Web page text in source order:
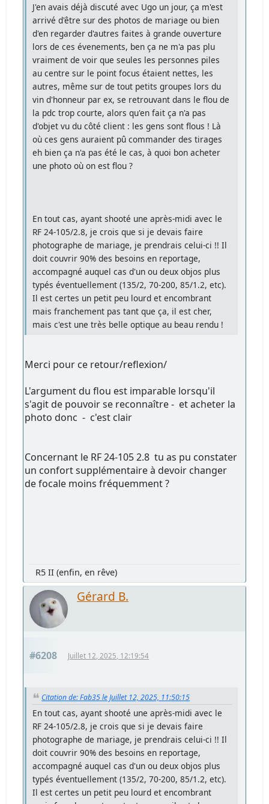
J'en avais déjà discuté avec Ugo un jour, ça m'est
arrivé d'être sur des photos de mariage ou bien
d'en regarder d'autres faites à grande ouverture
lors de ces évenements, ben ça ne m'a pas plu
vraiment de voir que seules les personnes piles
au centre sur le point focus étaient nettes, les
autres, même sur de tout petits groupes lors du
vin d'honneur par ex, se retrouvant dans le flou de
la pdc trop courte, alors qu'en fait ça n'a pas
d'objet vu du côté client : les gens sont flous ! Là
où ces gens auraient pû commander des tirages
eh bien ça n'a pas été le cas, à quoi bon acheter
une photo où on est flou ?
En tout cas, ayant shooté une après-midi avec le
RF 24-105/2.8, je crois que si je devais faire
photographe de mariage, je prendrais celui-ci !! Il
doit couvrir 90% des besoins en reportage,
accompagné auquel cas d'un ou deux objos plus
typés éventuellement (135/2, 70-200, 85/1.2, etc).
Il est certes un petit peu lourd et encombrant
mais franchement pas tant que ça, il est cher,
mais c'est une très belle optique au beau rendu !
Merci pour ce retour/reflexion/
L'argument du flou est imparable lorsqu'il
s'agit de pouvoir se reconnaître - et acheter la
photo donc - c'est clair
Concernant le RF 24-105 2.8 tu as pu constater
un confort supplémentaire à devoir changer
de focale moins fréquemment ?
R5 II (enfin, en rêve)
Gérard B.
#6208 Juillet 12, 2025, 12:19:54
Citation de: Fab35 le Juillet 12, 2025, 11:50:15
En tout cas, ayant shooté une après-midi avec le
RF 24-105/2.8, je crois que si je devais faire
photographe de mariage, je prendrais celui-ci !! Il
doit couvrir 90% des besoins en reportage,
accompagné auquel cas d'un ou deux objos plus
typés éventuellement (135/2, 70-200, 85/1.2, etc).
Il est certes un petit peu lourd et encombrant